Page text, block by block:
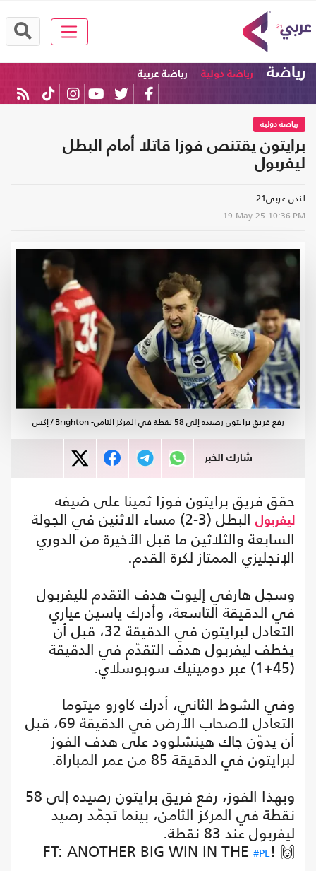
رياضة رياضة دولية رياضة عربية
رياضة دولية
برايتون يقتنص فوزا قاتلا أمام البطل
ليفربول
لندن-عربي21
19-May-25 10:36 PM
رفع فريق برايتون رصيده إلى 58 نقطة في المركز الثامن- Brighton / إكس
شارك الخبر
حقق فريق برايتون فوزا ثمينا على ضيفه
ليفربول
البطل (3-2) مساء الاثنين في الجولة
السابعة والثلاثين ما قبل الأخيرة من الدوري
الإنجليزي الممتاز لكرة القدم.
وسجل هارفي إليوت هدف التقدم لليفربول
في الدقيقة التاسعة، وأدرك ياسين عياري
التعادل لبرايتون في الدقيقة 32، قبل أن
يخطف ليفربول هدف التقدّم في الدقيقة
(45+1) عبر دومينيك سوبوسلاي.
وفي الشوط الثاني، أدرك كاورو ميتوما
التعادل لأصحاب الأرض في الدقيقة 69، قبل
أن يدوّن جاك هينشلوود على هدف الفوز
لبرايتون في الدقيقة 85 من عمر المباراة.
وبهذا الفوز، رفع فريق برايتون رصيده إلى 58
نقطة في المركز الثامن، بينما تجمّد رصيد
ليفربول عند 83 نقطة.
FT: ANOTHER BIG WIN IN THE #PL! 🙌